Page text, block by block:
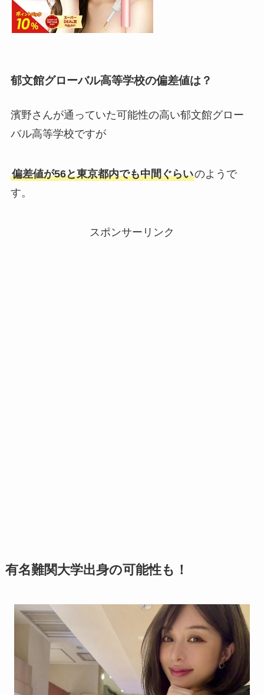
郁文館グローバル高等学校の偏差値は？
濱野さんが通っていた可能性の高い郁文館グロー
バル高等学校ですが
偏差値が56と東京都内でも中間ぐらいのようで
す。
スポンサーリンク
有名難関大学出身の可能性も！